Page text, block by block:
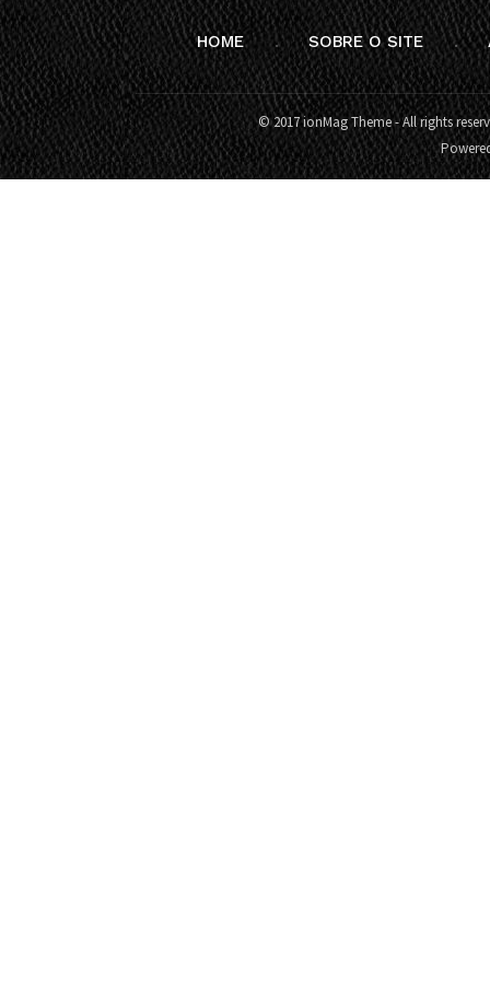
HOME SOBRE O SITE
© 2017 ionMag Theme - All rights